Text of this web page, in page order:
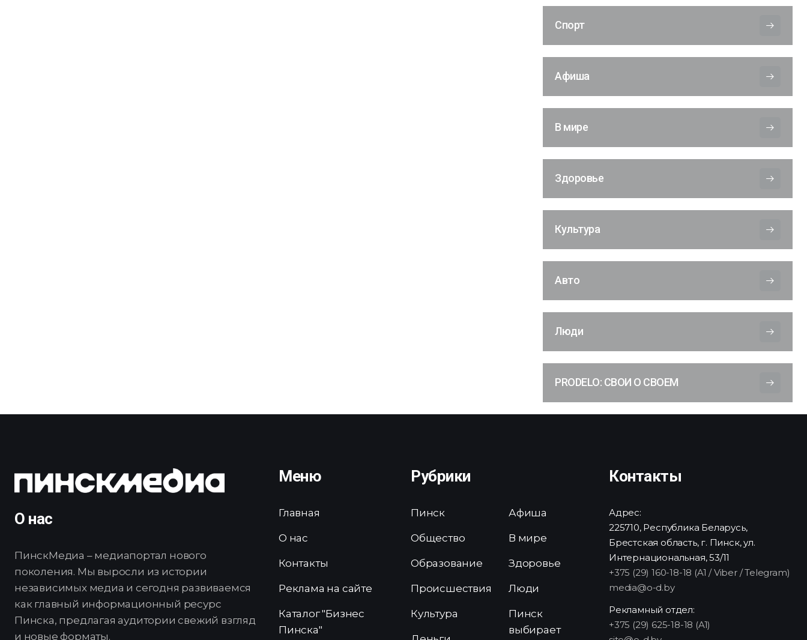
Спорт
Афиша
В мире
Здоровье
Культура
Авто
Люди
PRODELO: СВОИ О СВОЕМ
О нас
ПинскМедиа – медиапортал нового
поколения. Мы выросли из истории
независимых медиа и сегодня развиваемся
как главный информационный ресурс
Пинска, предлагая аудитории свежий взгляд
и новые форматы.
Меню
Главная
О нас
Контакты
Реклама на сайте
Каталог "Бизнес
Пинска"
Рубрики
Пинск
Общество
Образование
Происшествия
Культура
Афиша
В мире
Здоровье
Люди
Пинск
выбирает
Контакты
Адрес:
225710, Республика Беларусь,
Брестская область, г. Пинск, ул.
Интернациональная, 53/11
+375 (29) 160-18-18 (A1 / Viber / Telegram)
media@o-d.by
Рекламный отдел:
+375 (29) 625-18-18 (A1)